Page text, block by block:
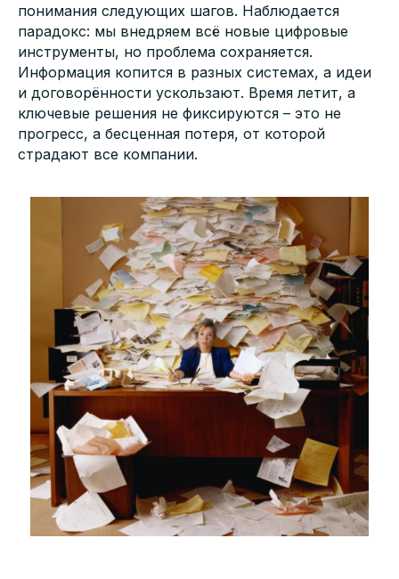
понимания следующих шагов. Наблюдается
парадокс: мы внедряем всё новые цифровые
инструменты, но проблема сохраняется.
Информация копится в разных системах, а идеи
и договорённости ускользают. Время летит, а
ключевые решения не фиксируются – это не
прогресс, а бесценная потеря, от которой
страдают все компании.